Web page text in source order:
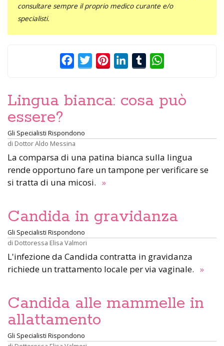
consultare sempre il proprio medico curante e/o
specialisti.
FacebookTwitterPinterestLinkedInTumblr
Lingua bianca: cosa può
essere?
Gli Specialisti Rispondono
di Dottor Aldo Messina
La comparsa di una patina bianca sulla lingua
rende opportuno fare un tampone per verificare se
si tratta di una micosi. »
Candida in gravidanza
Gli Specialisti Rispondono
di Dottoressa Elisa Valmori
L'infezione da Candida contratta in gravidanza
richiede un trattamento locale per via vaginale. »
Candida alle mammelle in
allattamento
Gli Specialisti Rispondono